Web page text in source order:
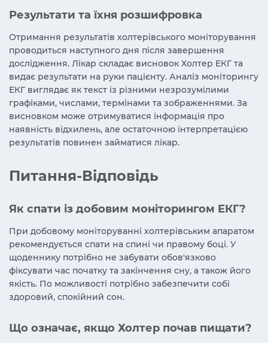
Результати та їхня розшифровка
Отримання результатів холтерівського моніторування
проводиться наступного дня після завершення
дослідження. Лікар складає висновок Холтер ЕКГ та
видає результати на руки пацієнту. Аналіз моніторингу
ЕКГ виглядає як текст із різними незрозумілими
графіками, числами, термінами та зображеннями. За
висновком може отримуватися інформація про
наявність відхилень, але остаточною інтерпретацією
результатів повинен займатися лікар.
Питання-Відповідь
Як спати із добовим моніторингом ЕКГ?
При добовому моніторуванні холтерівським апаратом
рекомендується спати на спині чи правому боці. У
щоденнику потрібно не забувати обов'язково
фіксувати час початку та закінчення сну, а також його
якість. По можливості потрібно забезпечити собі
здоровий, спокійний сон.
Що означає, якщо Холтер почав пищати?